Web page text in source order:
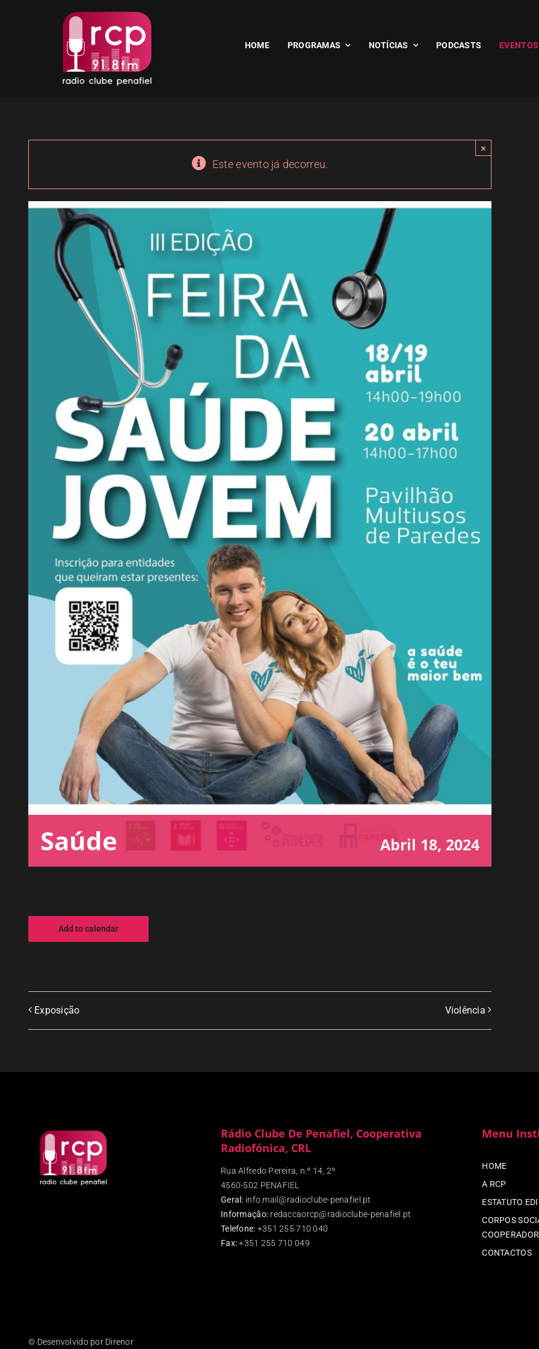
HOME PROGRAMAS NOTÍCIAS PODCASTS EVENTOS
Este evento já decorreu.
×
Saúde Abril 18, 2024
Add to calendar
Exposição Violência
Rádio Clube De Penafiel, Cooperativa
Radiofónica, CRL
Rua Alfredo Pereira, n.º 14, 2º
4560-502 PENAFIEL
Geral: info.mail@radioclube-penafiel.pt
Informação: redaccaorcp@radioclube-penafiel.pt
Telefone: +351 255 710 040
Fax:+351 255 710 049
Menu
HOME
A RCP
ESTATUTO
CORPOS
CONTACTOS
© Desenvolvido por Direnor